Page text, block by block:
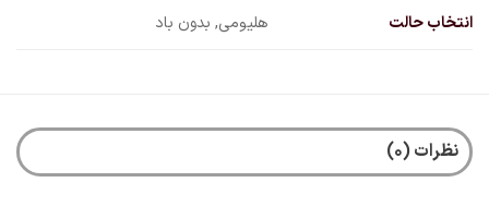
انتخاب حالت هلیومی, بدون باد
نظرات (0)